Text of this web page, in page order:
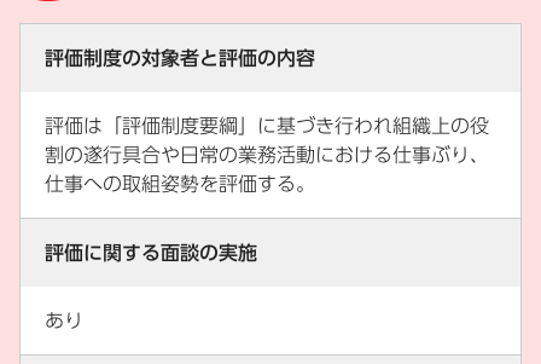
評価制度の対象者と評価の内容
評価は「評価制度要綱」に基づき行われ組織上の役
割の遂行具合や日常の業務活動における仕事ぶり、
仕事への取組姿勢を評価する。
評価に関する面談の実施
あり